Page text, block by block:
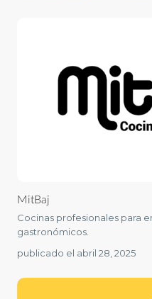
MitBaj
Cocinas profesionales para
gastronómicos.
publicado el abril 28, 2025